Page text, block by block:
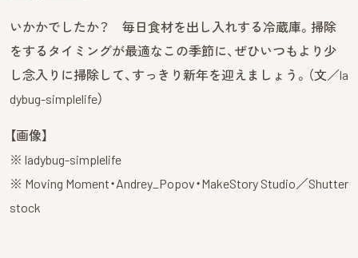
いかかでしたか？ 毎日食材を出し入れする冷蔵庫。掃除
をするタイミングが最適なこの季節に、ぜひいつもより少
し念入りに掃除して、すっきり新年を迎えましょう。（文／la
dybug-simplelife）
【画像】
※ ladybug-simplelife
※ Moving Moment・Andrey_Popov・MakeStory Studio／Shutter
stock